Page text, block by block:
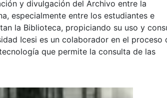
y divulgación del Archivo entre la
especialmente entre los estudiantes e
la Biblioteca, propiciando su uso y
Icesi es un colaborador en el proceso
que permite la consulta de las